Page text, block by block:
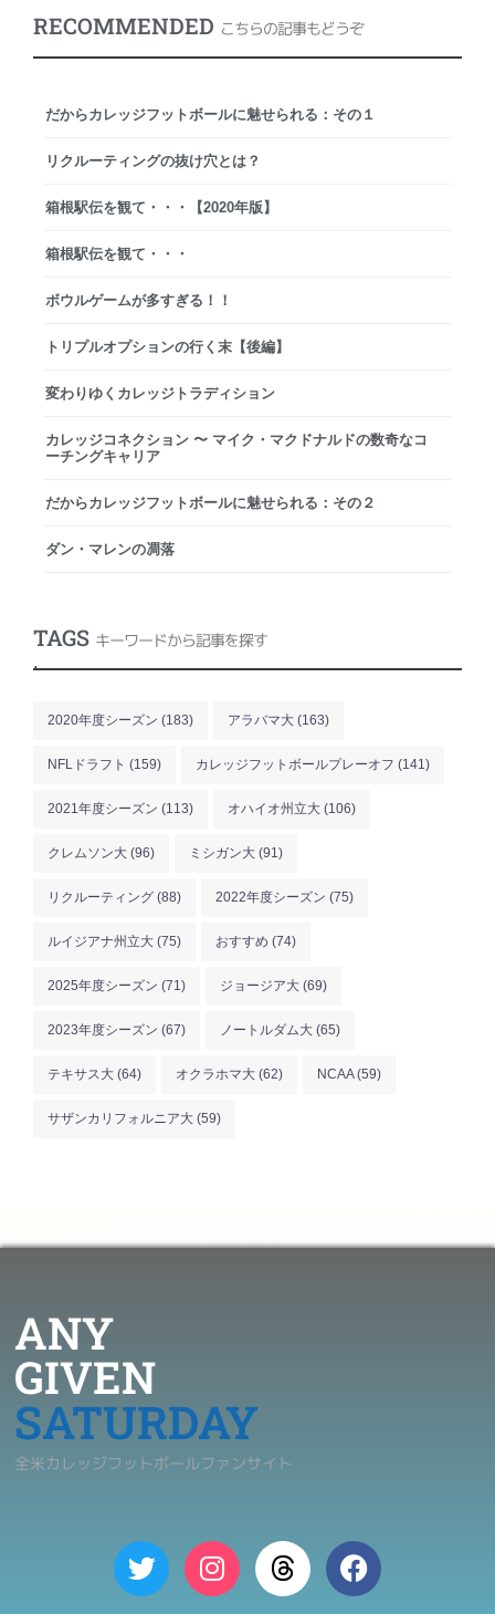
RECOMMENDED こちらの記事もどうぞ
だからカレッジフットボールに魅せられる：その１
リクルーティングの抜け穴とは？
箱根駅伝を観て・・・【2020年版】
箱根駅伝を観て・・・
ボウルゲームが多すぎる！！
トリプルオプションの行く末【後編】
変わりゆくカレッジトラディション
カレッジコネクション 〜 マイク・マクドナルドの数奇なコ
ーチングキャリア
だからカレッジフットボールに魅せられる：その２
ダン・マレンの凋落
TAGS キーワードから記事を探す
.
2020年度シーズン (183) アラバマ大 (163)
NFLドラフト (159) カレッジフットボールプレーオフ (141)
2021年度シーズン (113) オハイオ州立大 (106)
クレムソン大 (96) ミシガン大 (91)
リクルーティング (88) 2022年度シーズン (75)
ルイジアナ州立大 (75) おすすめ (74)
2025年度シーズン (71) ジョージア大 (69)
2023年度シーズン (67) ノートルダム大 (65)
テキサス大 (64) オクラホマ大 (62) NCAA(59)
サザンカリフォルニア大 (59)
ANY
GIVEN
SATURDAY
全米カレッジフットボールファンサイト